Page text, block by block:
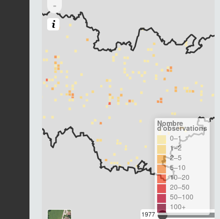
-
1977
Nombre
d'observations
0–1
1–2
2–5
5–10
10–20
20–50
50–100
100+